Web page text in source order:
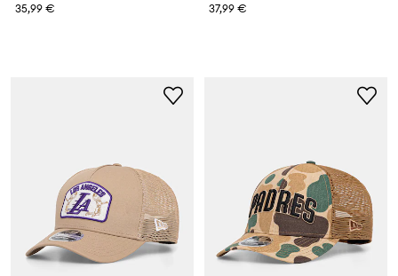
35,99 €
37,99 €